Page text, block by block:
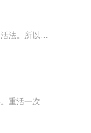
【内容简介】赵平安深深觉得，老天让她先穿越后重生，还附赠了一份神秘大礼，肯定是想让她有不同的活法。所以上辈子腥风血雨，这一生干脆就过简（yin）单（xian）粗（jiao）暴（zha）吧。你有病吗？我有药啊。跟本公主对着干？呵呵，那就没药了。朗如星月...
重生前，陆染是堂堂陆家大小姐，万千宠爱集于一身，却被同父异母的白莲花妹妹害得名声狼藉抑郁而终。重活一次，陆染发誓要拆穿白莲花妹妹的面具，抢的马甲，断她的后路，走白莲花的路让白莲花无路可走，结果，一不小心把自己逆袭成了大佬。功成身退时，厉...